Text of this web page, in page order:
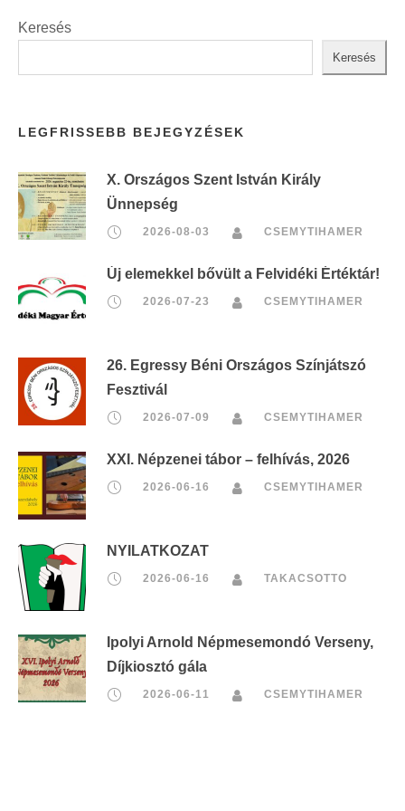
Keresés
Keresés
LEGFRISSEBB BEJEGYZÉSEK
X. Országos Szent István Király
Ünnepség
2026-08-03 CSEMYTIHAMER
Új elemekkel bővült a Felvidéki Értéktár!
2026-07-23 CSEMYTIHAMER
26. Egressy Béni Országos Színjátszó
Fesztivál
2026-07-09 CSEMYTIHAMER
XXI. Népzenei tábor – felhívás, 2026
2026-06-16 CSEMYTIHAMER
NYILATKOZAT
2026-06-16 TAKACSOTTO
Ipolyi Arnold Népmesemondó Verseny,
Díjkiosztó gála
2026-06-11 CSEMYTIHAMER